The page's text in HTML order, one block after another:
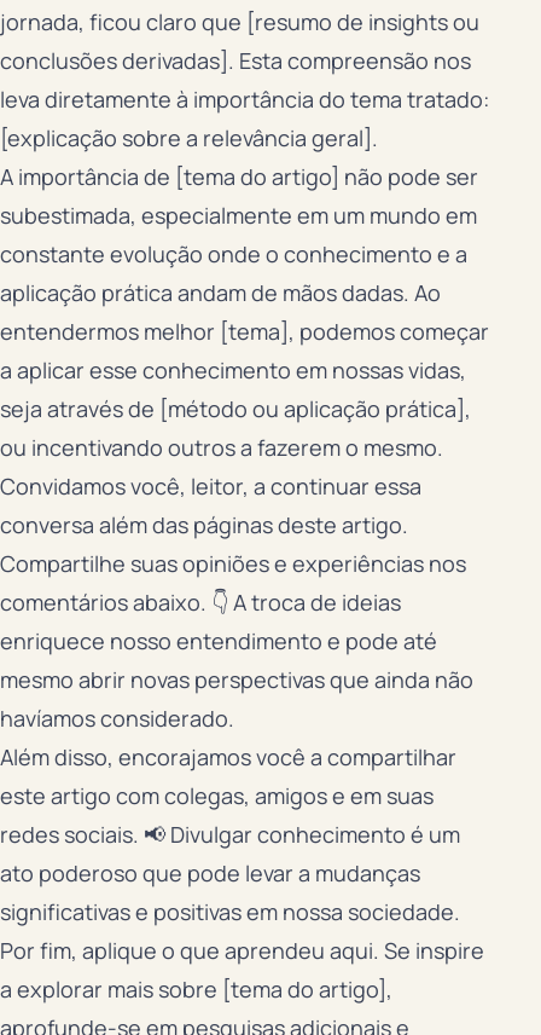
jornada, ficou claro que [resumo de insights ou
conclusões derivadas]. Esta compreensão nos
leva diretamente à importância do tema tratado:
[explicação sobre a relevância geral].
A importância de [tema do artigo] não pode ser
subestimada, especialmente em um mundo em
constante evolução onde o conhecimento e a
aplicação prática andam de mãos dadas. Ao
entendermos melhor [tema], podemos começar
a aplicar esse conhecimento em nossas vidas,
seja através de [método ou aplicação prática],
ou incentivando outros a fazerem o mesmo.
Convidamos você, leitor, a continuar essa
conversa além das páginas deste artigo.
Compartilhe suas opiniões e experiências nos
comentários abaixo. 👇 A troca de ideias
enriquece nosso entendimento e pode até
mesmo abrir novas perspectivas que ainda não
havíamos considerado.
Além disso, encorajamos você a compartilhar
este artigo com colegas, amigos e em suas
redes sociais. 📢 Divulgar conhecimento é um
ato poderoso que pode levar a mudanças
significativas e positivas em nossa sociedade.
Por fim, aplique o que aprendeu aqui. Se inspire
a explorar mais sobre [tema do artigo],
aprofunde-se em pesquisas adicionais e